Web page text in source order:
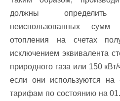
должны
неиспользованных
отопления на счетах
исключением эквивалента
природного газа или 150
если они используются
тарифам по состоянию на